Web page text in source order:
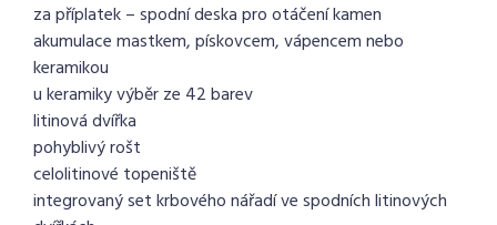
za příplatek – spodní deska pro otáčení kamen
akumulace mastkem, pískovcem, vápencem nebo
keramikou
u keramiky výběr ze 42 barev
litinová dvířka
pohyblivý rošt
celolitinové topeniště
integrovaný set krbového nářadí ve spodních litinových